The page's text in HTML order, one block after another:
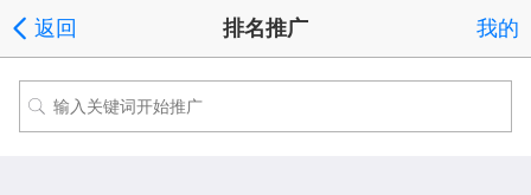
返回 排名推广 我的